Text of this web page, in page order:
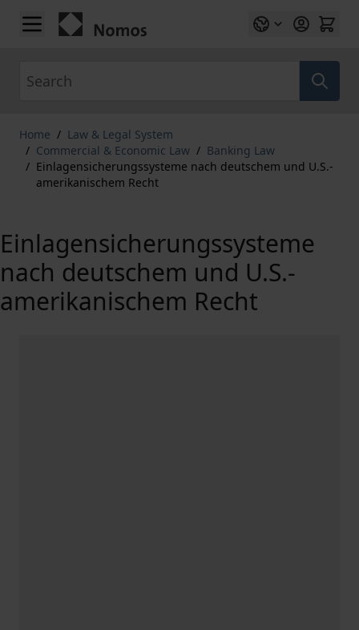
Skip to Content
Home / Law & Legal System
/ Commercial & Economic Law / Banking Law
/ Einlagensicherungssysteme nach deutschem und U.S.-
amerikanischem Recht
Einlagensicherungssysteme
nach deutschem und U.S.-
amerikanischem Recht